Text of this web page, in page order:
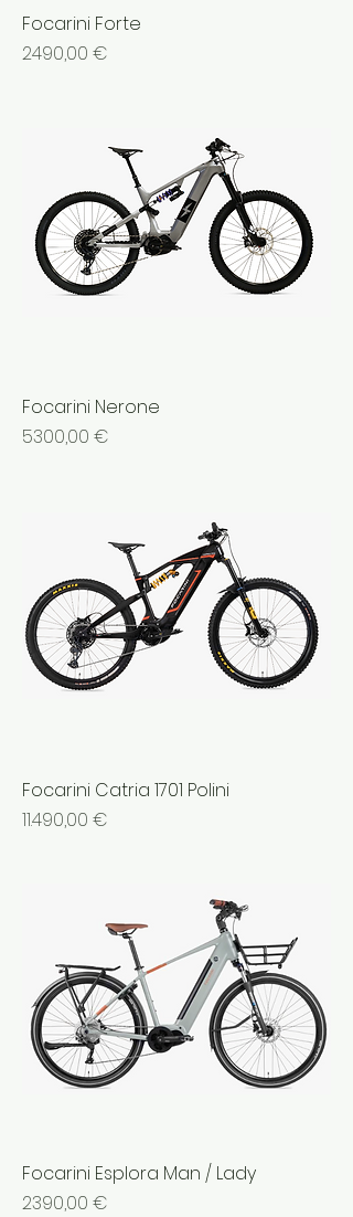
Focarini Forte
Prezzo
2490,00 €
Focarini Nerone
Prezzo
5300,00 €
Focarini Catria 1701 Polini
Prezzo
11.490,00 €
Focarini Esplora Man / Lady
Prezzo
2390,00 €